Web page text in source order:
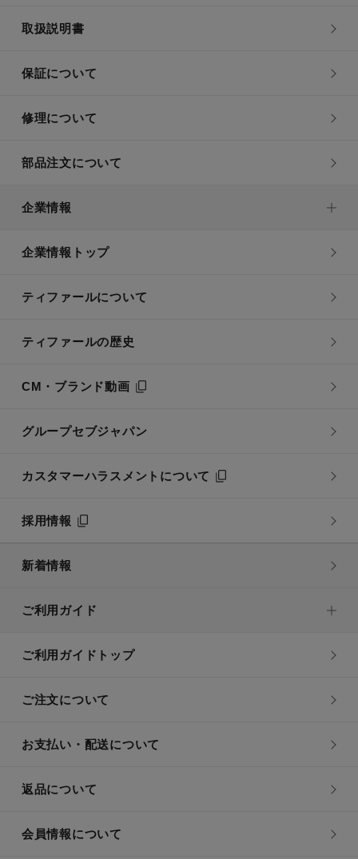
取扱説明書
保証について
修理について
部品注文について
企業情報
企業情報トップ
ティファールについて
ティファールの歴史
CM・ブランド動画
グループセブジャパン
カスタマーハラスメントについて
採用情報
新着情報
ご利用ガイド
ご利用ガイドトップ
ご注文について
お支払い・配送について
返品について
会員情報について